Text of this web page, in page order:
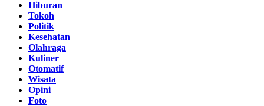
Hiburan
Tokoh
Politik
Kesehatan
Olahraga
Kuliner
Otomatif
Wisata
Opini
Foto